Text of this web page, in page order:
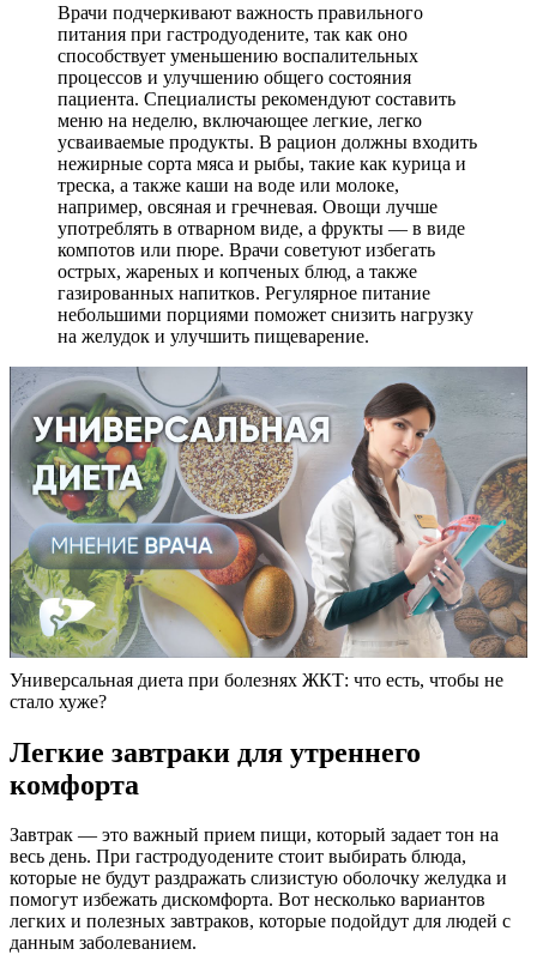
Врачи подчеркивают важность правильного
питания при гастродуодените, так как оно
способствует уменьшению воспалительных
процессов и улучшению общего состояния
пациента. Специалисты рекомендуют составить
меню на неделю, включающее легкие, легко
усваиваемые продукты. В рацион должны входить
нежирные сорта мяса и рыбы, такие как курица и
треска, а также каши на воде или молоке,
например, овсяная и гречневая. Овощи лучше
употреблять в отварном виде, а фрукты — в виде
компотов или пюре. Врачи советуют избегать
острых, жареных и копченых блюд, а также
газированных напитков. Регулярное питание
небольшими порциями поможет снизить нагрузку
на желудок и улучшить пищеварение.
Универсальная диета при болезнях ЖКТ: что есть, чтобы не
стало хуже?
Легкие завтраки для утреннего
комфорта
Завтрак — это важный прием пищи, который задает тон на
весь день. При гастродуодените стоит выбирать блюда,
которые не будут раздражать слизистую оболочку желудка и
помогут избежать дискомфорта. Вот несколько вариантов
легких и полезных завтраков, которые подойдут для людей с
данным заболеванием.